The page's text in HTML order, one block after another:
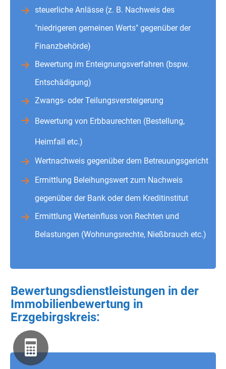
steuerliche Anlässe (z. B. Nachweis des
"niedrigeren gemeinen Werts" gegenüber der
Finanzbehörde)
Bewertung im Enteignungsverfahren (bspw.
Entschädigung)
Zwangs- oder Teilungsversteigerung
Bewertung von Erbbaurechten (Bestellung,
Heimfall etc.)
Wertnachweis gegenüber dem Betreuungsgericht
Ermittlung Beleihungswert zum Nachweis
gegenüber der Bank oder dem Kreditinstitut
Ermittlung Werteinfluss von Rechten und
Belastungen (Wohnungsrechte, Nießbrauch etc.)
Bewertungsdienstleistungen in der
Immobilienbewertung in
Erzgebirgskreis: